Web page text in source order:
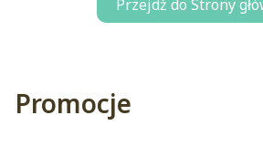
Przejdź do Strony
Promocje